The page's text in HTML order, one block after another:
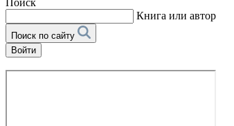
Книга или автор
Поиск по сайту
Войти